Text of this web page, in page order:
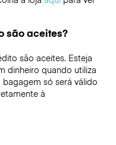
são aceites?
são aceites. Esteja
dinheiro quando utiliza
só será válido
à